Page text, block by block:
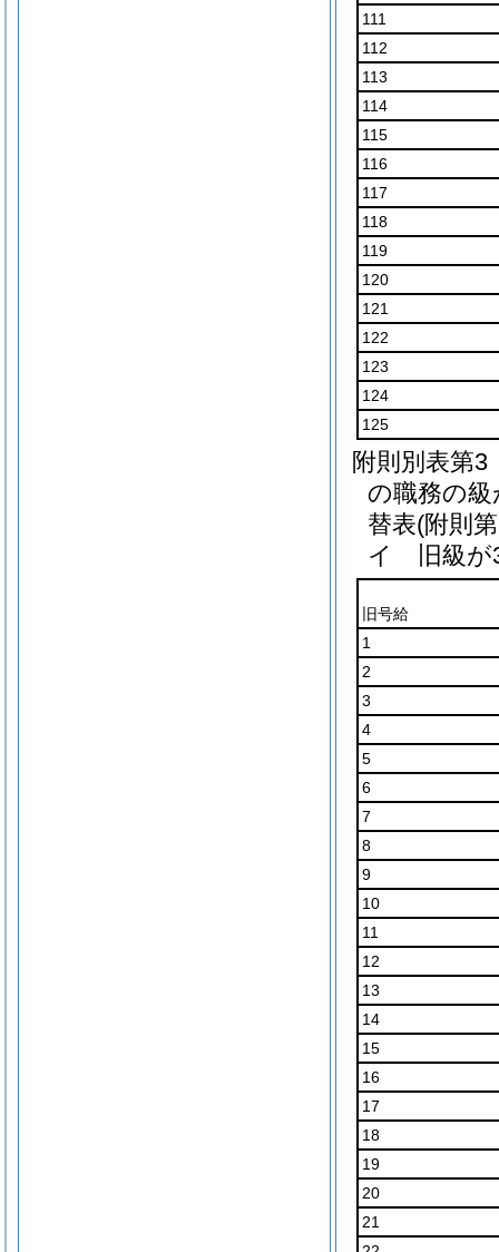
111
112
113
114
115
116
117
118
119
120
121
122
123
124
125
附則別表第3
の職務の
替表(附則
イ 旧級が
旧号給
1
2
3
4
5
6
7
8
9
10
11
12
13
14
15
16
17
18
19
20
21